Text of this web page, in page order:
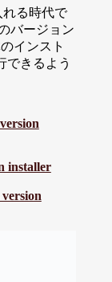
れる時代で
バージョン
インスト
できるよう
installer